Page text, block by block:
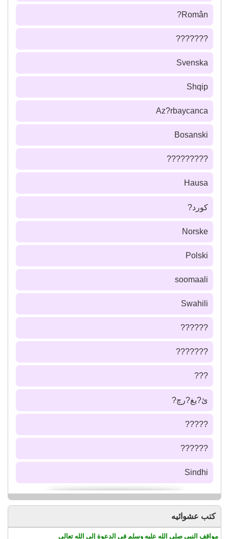
Român?
???????
Svenska
Shqip
Az?rbaycanca
Bosanski
?????????
Hausa
كورد?
Norske
Polski
soomaali
Swahili
??????
???????
???
ئ?يغ?رچ?
?????
??????
Sindhi
كتب عشوائيه
مواقف النبي صلى الله عليه وسلم في الدعوة إلى الله تعالى